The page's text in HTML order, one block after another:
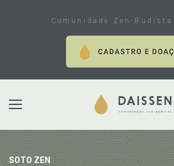
Comunidade Zen-Budista
SOTO ZEN